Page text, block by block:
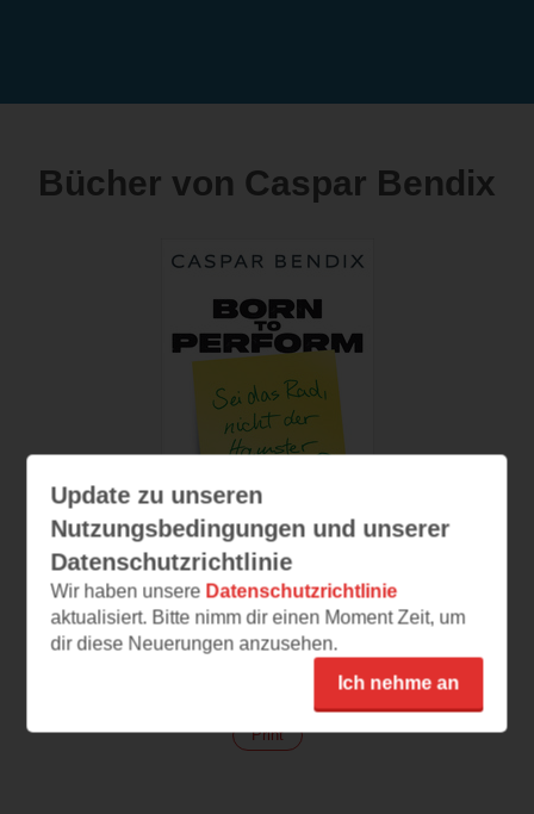
Bücher von Caspar Bendix
Born to perform
Sei das Rad, nicht der
232)
Print
Update zu unseren
Nutzungsbedingungen und unserer
Datenschutzrichtlinie
Wir haben unsere Datenschutzrichtlinie
aktualisiert. Bitte nimm dir einen Moment Zeit, um
dir diese Neuerungen anzusehen.
Ich nehme an